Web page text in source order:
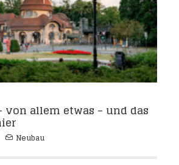
von allem etwas – und das
Neubau